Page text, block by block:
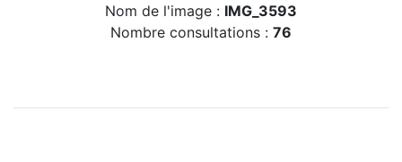
Nom de l'image : IMG_3593
Nombre consultations : 76